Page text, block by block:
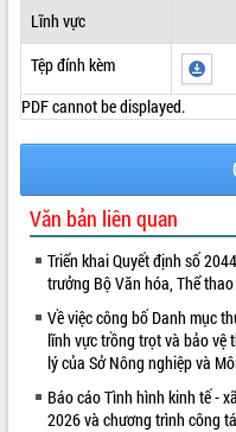
VIDEO
Loading the player...
Khám bệnh, cấp phát thuốc miễn
Lĩnh vực
Tệp đính kèm
PDF cannot be displayed.
Văn bản liên quan
Triển khai Quyết định số
trưởng Bộ Văn hóa, Thể
Về việc công bố Danh mục
lĩnh vực trồng trọt và bảo vệ
lý của Sở Nông nghiệp và
Báo cáo Tình hình kinh tế -
2026 và chương trình công